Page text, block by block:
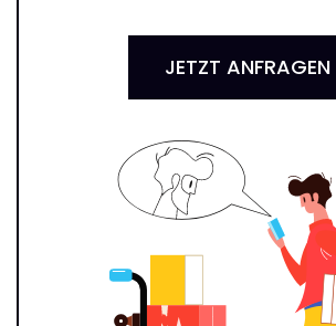
JETZT ANFRAGEN